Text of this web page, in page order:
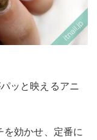
ッと映えるアニ
効かせ、定番に